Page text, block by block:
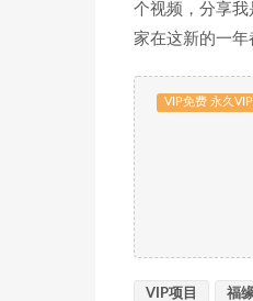
个视频，分享
家在这新的一年
VIP免费 永久
VIP项目 福